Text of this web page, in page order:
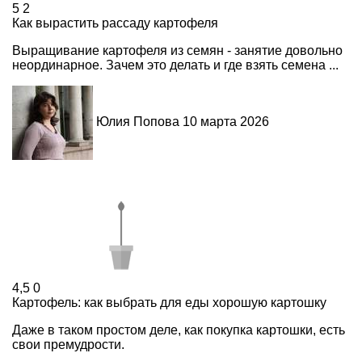
5 2
Как вырастить рассаду картофеля
Выращивание картофеля из семян - занятие довольно
неординарное. Зачем это делать и где взять семена ...
Юлия Попова 10 марта 2026
4,5 0
Картофель: как выбрать для еды хорошую картошку
Даже в таком простом деле, как покупка картошки, есть
свои премудрости.